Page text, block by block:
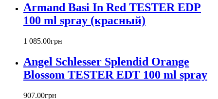
Bill Blass
Biotherm
Blumarine
Bond № 9
Boucheron
Bourjois
Britney Spears
Bruno Banani
Armand Basi In Red TESTER EDP
100 ml spray (красный)
1 085.00грн
Angel Schlesser Splendid Orange
Blossom TESTER EDT 100 ml spray
907.00грн